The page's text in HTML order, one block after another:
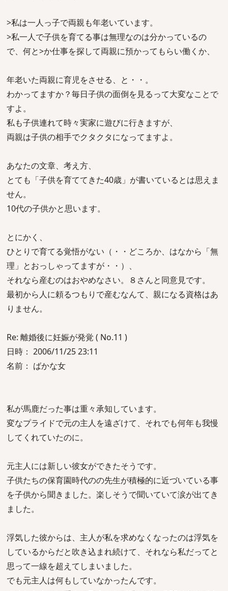
>私は一人っ子で両親も年老いています。
>私一人で子供を育てる事は無理なのは分かっているの
で、何と>か仕事を探して両親に預かってもらい働くか、
年老いた両親に育児をさせる、と・・。
わかってますか？毎日子供の面倒を見るって大変なことで
すよ。
私も子供連れて時々実家に遊びに行きますが、
両親は子供の相手でクタクタになってますよ。
あなたの文章、考え方、
とても「子供を育ててきた40歳」が書いているとは思えま
せん。
10代の子供かと思います。
とにかく、
ひとりで育てる覚悟がない（・・どころか、はなから「無
理」とおっしゃってますが・・）、
それなら産むのはおやめなさい。８さんと同意見です。
最初から人に頼るつもりで産むなんて、親になる資格はあ
りません。
Re: 離婚後に妊娠が発覚 ( No.11 )
日時： 2006/11/25 23:11
名前： ばかな女
私が馬鹿だった事は重々承知しています。
変なプライドで元の主人を遠ざけて、それでも何年も我慢
してくれていたのに。
元主人には新しい彼女ができたそうです。
子供たちの保育園時代のの先生が積極的に近づいている事
を子供から聞きました。楽しそうで聞いていて涙が出てき
ました。
浮気した彼からは、主人が私を求めなくなったのは浮気を
しているからだと吹き込まれ続けて、それなら私だってと
思って一線を超えてしまいました。
でも元主人は何もしていなかったんです。